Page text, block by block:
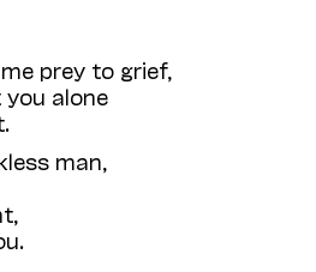
prey to grief,
alone
man,